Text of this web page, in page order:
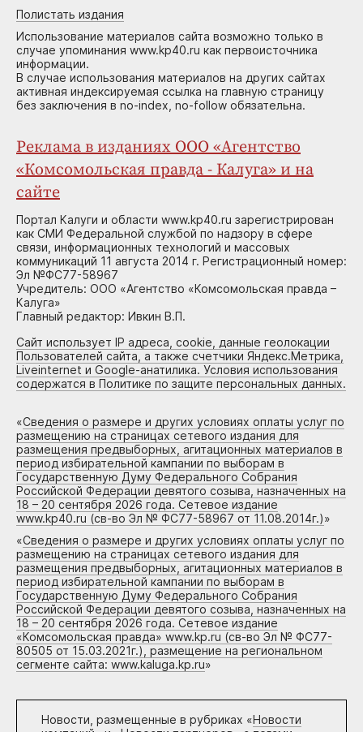
Полистать издания
Использование материалов сайта возможно только в
случае упоминания www.kp40.ru как первоисточника
информации.
В случае использования материалов на других сайтах
активная индексируемая ссылка на главную страницу
без заключения в no-index, no-follow обязательна.
Реклама в изданиях ООО «Агентство
«Комсомольская правда - Калуга» и на
сайте
Портал Калуги и области www.kp40.ru зарегистрирован
как СМИ Федеральной службой по надзору в сфере
связи, информационных технологий и массовых
коммуникаций 11 августа 2014 г. Регистрационный номер:
Эл №ФС77-58967
Учредитель: ООО «Агентство «Комсомольская правда –
Калуга»
Главный редактор: Ивкин В.П.
Сайт использует IP адреса, cookie, данные геолокации
Пользователей сайта, а также счетчики Яндекс.Метрика,
Liveinternet и Google-анатилика. Условия использования
содержатся в Политике по защите персональных данных.
«Сведения о размере и других условиях оплаты услуг по
размещению на страницах сетевого издания для
размещения предвыборных, агитационных материалов в
период избирательной кампании по выборам в
Государственную Думу Федерального Собрания
Российской Федерации девятого созыва, назначенных на
18 – 20 сентября 2026 года. Сетевое издание
www.kp40.ru (св-во Эл № ФС77-58967 от 11.08.2014г.)»
«Сведения о размере и других условиях оплаты услуг по
размещению на страницах сетевого издания для
размещения предвыборных, агитационных материалов в
период избирательной кампании по выборам в
Государственную Думу Федерального Собрания
Российской Федерации девятого созыва, назначенных на
18 – 20 сентября 2026 года. Сетевое издание
«Комсомольская правда» www.kp.ru (св-во Эл № ФС77-
80505 от 15.03.2021г.), размещение на региональном
сегменте сайта: www.kaluga.kp.ru»
Новости, размещенные в рубриках «Новости